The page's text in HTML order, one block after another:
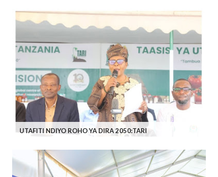
UTAFITI NDIYO ROHO YA DIRA 2050:TARI